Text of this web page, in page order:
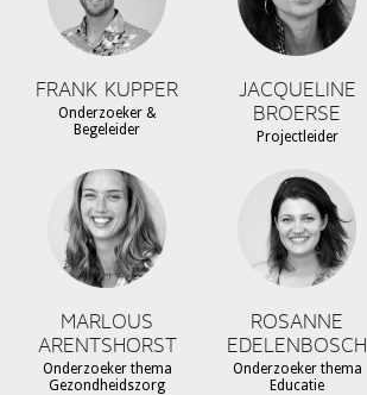
FRANK KUPPER
Onderzoeker &
Begeleider
JACQUELINE
BROERSE
Projectleider
MARLOUS
ARENTSHORST
Onderzoeker thema
Gezondheidszorg
ROSANNE
EDELENBOSCH
Onderzoeker thema
Educatie